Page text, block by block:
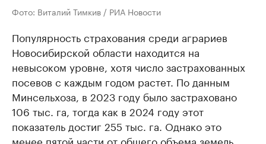
Фото: Виталий Тимкив / РИА Новости
Популярность страхования среди аграриев
Новосибирской области находится на
невысоком уровне, хотя число застрахованных
посевов с каждым годом растет. По данным
Минсельхоза, в 2023 году было застраховано
106 тыс. га, тогда как в 2024 году этот
показатель достиг 255 тыс. га. Однако это
менее пятой части от общего объема земель,